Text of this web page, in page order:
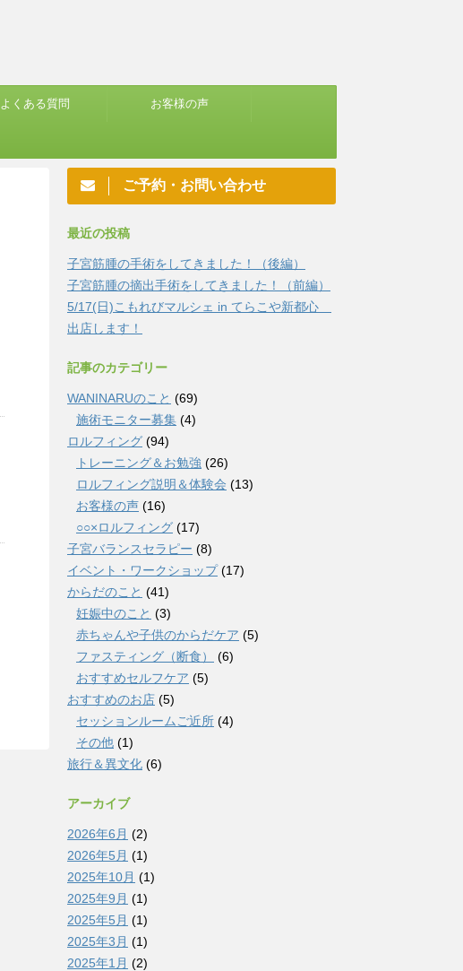
よくある質問 お客様の声
ご予約・お問い合わせ
最近の投稿
子宮筋腫の手術をしてきました！（後編）
子宮筋腫の摘出手術をしてきました！（前編）
5/17(日)こもれびマルシェ in てらこや新都心
出店します！
記事のカテゴリー
WANINARUのこと (69)
施術モニター募集 (4)
ロルフィング (94)
トレーニング＆お勉強 (26)
ロルフィング説明＆体験会 (13)
お客様の声 (16)
○○×ロルフィング (17)
子宮バランスセラピー (8)
イベント・ワークショップ(17)
からだのこと (41)
妊娠中のこと (3)
赤ちゃんや子供のからだケア (5)
ファスティング（断食）
(6)
おすすめセルフケア (5)
おすすめのお店 (5)
セッションルームご近所 (4)
その他 (1)
旅行＆異文化 (6)
アーカイブ
2026年6月 (2)
2026年5月 (1)
2025年10月 (1)
2025年9月 (1)
2025年5月 (1)
2025年3月 (1)
2025年1月 (2)